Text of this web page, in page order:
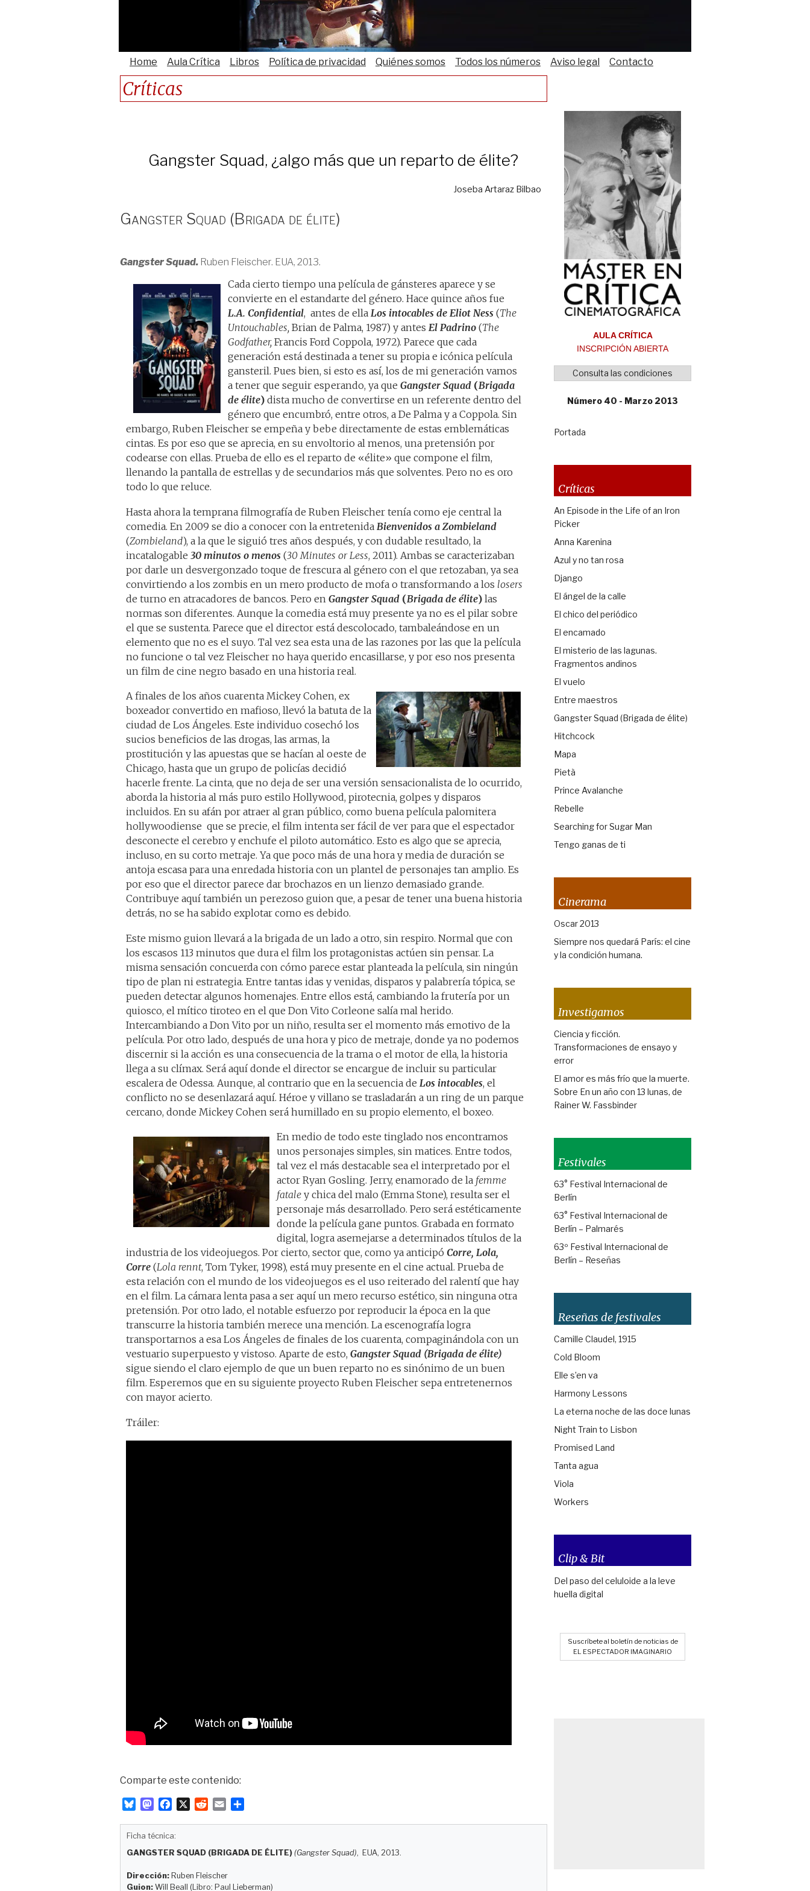
Home Aula Crítica Libros Política de privacidad Quiénes somos Todos los números Aviso legal Contacto
Críticas
Gangster Squad, ¿algo más que un reparto de élite?
Joseba Artaraz Bilbao
Gangster Squad (Brigada de élite)
Gangster Squad. Ruben Fleischer. EUA, 2013.
Cada cierto tiempo una película de gánsteres aparece y se
convierte en el estandarte del género. Hace quince años fue
L.A. Confidential, antes de ella Los intocables de Eliot Ness (The
Untouchables, Brian de Palma, 1987) y antes El Padrino (The
Godfather, Francis Ford Coppola, 1972). Parece que cada
generación está destinada a tener su propia e icónica película
gansteril. Pues bien, si esto es así, los de mi generación vamos
a tener que seguir esperando, ya que Gangster Squad (Brigada
de élite) dista mucho de convertirse en un referente dentro del
género que encumbró, entre otros, a De Palma y a Coppola. Sin
embargo, Ruben Fleischer se empeña y bebe directamente de estas emblemáticas
cintas. Es por eso que se aprecia, en su envoltorio al menos, una pretensión por
codearse con ellas. Prueba de ello es el reparto de «élite» que compone el film,
llenando la pantalla de estrellas y de secundarios más que solventes. Pero no es oro
todo lo que reluce.
Hasta ahora la temprana filmografía de Ruben Fleischer tenía como eje central la
comedia. En 2009 se dio a conocer con la entretenida Bienvenidos a Zombieland
(Zombieland), a la que le siguió tres años después, y con dudable resultado, la
incatalogable 30 minutos o menos (30 Minutes or Less, 2011). Ambas se caracterizaban
por darle un desvergonzado toque de frescura al género con el que retozaban, ya sea
convirtiendo a los zombis en un mero producto de mofa o transformando a los losers
de turno en atracadores de bancos. Pero en Gangster Squad (Brigada de élite) las
normas son diferentes. Aunque la comedia está muy presente ya no es el pilar sobre
el que se sustenta. Parece que el director está descolocado, tambaleándose en un
elemento que no es el suyo. Tal vez sea esta una de las razones por las que la película
no funcione o tal vez Fleischer no haya querido encasillarse, y por eso nos presenta
un film de cine negro basado en una historia real.
A finales de los años cuarenta Mickey Cohen, ex
boxeador convertido en mafioso, llevó la batuta de la
ciudad de Los Ángeles. Este individuo cosechó los
sucios beneficios de las drogas, las armas, la
prostitución y las apuestas que se hacían al oeste de
Chicago, hasta que un grupo de policías decidió
hacerle frente. La cinta, que no deja de ser una versión sensacionalista de lo ocurrido,
aborda la historia al más puro estilo Hollywood, pirotecnia, golpes y disparos
incluidos. En su afán por atraer al gran público, como buena película palomitera
hollywoodiense que se precie, el film intenta ser fácil de ver para que el espectador
desconecte el cerebro y enchufe el piloto automático. Esto es algo que se aprecia,
incluso, en su corto metraje. Ya que poco más de una hora y media de duración se
antoja escasa para una enredada historia con un plantel de personajes tan amplio. Es
por eso que el director parece dar brochazos en un lienzo demasiado grande.
Contribuye aquí también un perezoso guion que, a pesar de tener una buena historia
detrás, no se ha sabido explotar como es debido.
Este mismo guion llevará a la brigada de un lado a otro, sin respiro. Normal que con
los escasos 113 minutos que dura el film los protagonistas actúen sin pensar. La
misma sensación concuerda con cómo parece estar planteada la película, sin ningún
tipo de plan ni estrategia. Entre tantas idas y venidas, disparos y palabrería tópica, se
pueden detectar algunos homenajes. Entre ellos está, cambiando la frutería por un
quiosco, el mítico tiroteo en el que Don Vito Corleone salía mal herido.
Intercambiando a Don Vito por un niño, resulta ser el momento más emotivo de la
película. Por otro lado, después de una hora y pico de metraje, donde ya no podemos
discernir si la acción es una consecuencia de la trama o el motor de ella, la historia
llega a su clímax. Será aquí donde el director se encargue de incluir su particular
escalera de Odessa. Aunque, al contrario que en la secuencia de Los intocables, el
conflicto no se desenlazará aquí. Héroe y villano se trasladarán a un ring de un parque
cercano, donde Mickey Cohen será humillado en su propio elemento, el boxeo.
En medio de todo este tinglado nos encontramos
unos personajes simples, sin matices. Entre todos,
tal vez el más destacable sea el interpretado por el
actor Ryan Gosling. Jerry, enamorado de la femme
fatale y chica del malo (Emma Stone), resulta ser el
personaje más desarrollado. Pero será estéticamente
donde la película gane puntos. Grabada en formato
digital, logra asemejarse a determinados títulos de la
industria de los videojuegos. Por cierto, sector que, como ya anticipó Corre, Lola,
Corre (Lola rennt, Tom Tyker, 1998), está muy presente en el cine actual. Prueba de
esta relación con el mundo de los videojuegos es el uso reiterado del ralentí que hay
en el film. La cámara lenta pasa a ser aquí un mero recurso estético, sin ninguna otra
pretensión. Por otro lado, el notable esfuerzo por reproducir la época en la que
transcurre la historia también merece una mención. La escenografía logra
transportarnos a esa Los Ángeles de finales de los cuarenta, compaginándola con un
vestuario superpuesto y vistoso. Aparte de esto, Gangster Squad (Brigada de élite)
sigue siendo el claro ejemplo de que un buen reparto no es sinónimo de un buen
film. Esperemos que en su siguiente proyecto Ruben Fleischer sepa entretenernos
con mayor acierto.
Tráiler:
Comparte este contenido:
u
s
y
M
s
o
d
o
b
o
o
X
i
l
a
t
Ficha técnica:
GANGSTER SQUAD (BRIGADA DE ÉLITE) (Gangster Squad), EUA, 2013.
Dirección: Ruben Fleischer
Guion: Will Beall (Libro: Paul Lieberman)
AULA CRÍTICA
INSCRIPCIÓN ABIERTA
Consulta las condiciones
Número 40 - Marzo 2013
Portada
Críticas
An Episode in the Life of an Iron
Picker
Anna Karenina
Azul y no tan rosa
Django
El ángel de la calle
El chico del periódico
El encamado
El misterio de las lagunas.
Fragmentos andinos
El vuelo
Entre maestros
Gangster Squad (Brigada de élite)
Hitchcock
Mapa
Pietà
Prince Avalanche
Rebelle
Searching for Sugar Man
Tengo ganas de ti
Cinerama
Oscar 2013
Siempre nos quedará París: el cine
y la condición humana.
Investigamos
Ciencia y ficción.
Transformaciones de ensayo y
error
El amor es más frío que la muerte.
Sobre En un año con 13 lunas, de
Rainer W. Fassbinder
Festivales
63° Festival Internacional de
Berlín
63° Festival Internacional de
Berlín – Palmarés
63º Festival Internacional de
Berlín – Reseñas
Reseñas de festivales
Camille Claudel, 1915
Cold Bloom
Elle s’en va
Harmony Lessons
La eterna noche de las doce lunas
Night Train to Lisbon
Promised Land
Tanta agua
Viola
Workers
Clip & Bit
Del paso del celuloide a la leve
huella digital
Suscríbete al boletín de noticias de
EL ESPECTADOR IMAGINARIO